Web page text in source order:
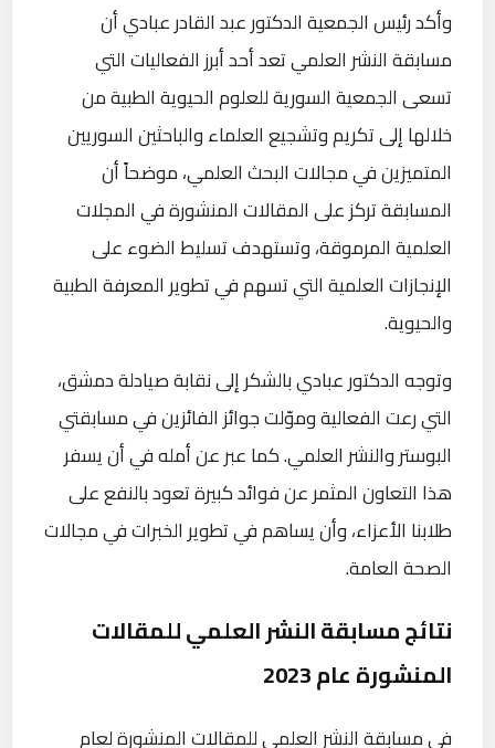
وأكد رئيس الجمعية الدكتور عبد القادر عبادي أن
مسابقة النشر العلمي تعد أحد أبرز الفعاليات التي
تسعى الجمعية السورية للعلوم الحيوية الطبية من
خلالها إلى تكريم وتشجيع العلماء والباحثين السوريين
المتميزين في مجالات البحث العلمي، موضحاً أن
المسابقة تركز على المقالات المنشورة في المجلات
العلمية المرموقة، وتستهدف تسليط الضوء على
الإنجازات العلمية التي تسهم في تطوير المعرفة الطبية
والحيوية.
وتوجه الدكتور عبادي بالشكر إلى نقابة صيادلة دمشق،
التي رعت الفعالية وموّلت جوائز الفائزين في مسابقتي
البوستر والنشر العلمي. كما عبر عن أمله في أن يسفر
هذا التعاون المثمر عن فوائد كبيرة تعود بالنفع على
طلابنا الأعزاء، وأن يساهم في تطوير الخبرات في مجالات
الصحة العامة.
نتائج مسابقة النشر العلمي للمقالات
المنشورة عام 2023
في مسابقة النشر العلمي للمقالات المنشورة لعام